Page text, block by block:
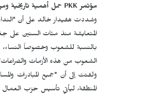
مؤتمرPKK حمل أهمية تاريخية
وشددت هفيدار خالد على أن
المتعايشة منذ مئات السنين على
بالنسبة للشعوب وخصوصاً النساء،
الشعوب من هذه الأزمات
ولفتت إلى أن "جميع المبادرات
المنطقة، ليأتي تأسيس حزب العمال